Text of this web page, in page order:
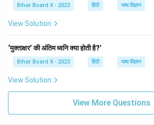
Bihar Board X - 2023 हिंदी भाषा विज्ञान
View Solution
‘मुक्ताक्षर’ की अंतिम ध्वनि क्या होती है?'
Bihar Board X - 2023 हिंदी भाषा विज्ञान
View Solution
View More Questions